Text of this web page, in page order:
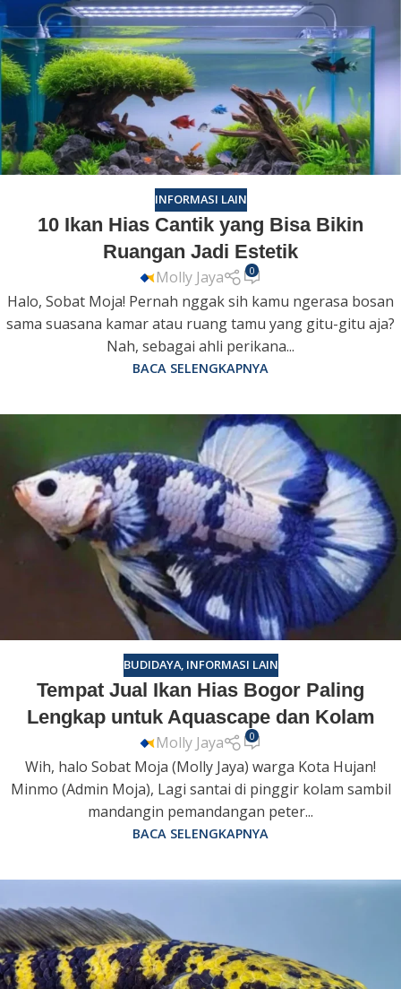
INFORMASI LAIN
10 Ikan Hias Cantik yang Bisa Bikin
Ruangan Jadi Estetik
Molly Jaya 0
Halo, Sobat Moja! Pernah nggak sih kamu ngerasa bosan
sama suasana kamar atau ruang tamu yang gitu-gitu aja?
Nah, sebagai ahli perikana...
BACA SELENGKAPNYA
BUDIDAYA, INFORMASI LAIN
Tempat Jual Ikan Hias Bogor Paling
Lengkap untuk Aquascape dan Kolam
Molly Jaya 0
Wih, halo Sobat Moja (Molly Jaya) warga Kota Hujan!
Minmo (Admin Moja), Lagi santai di pinggir kolam sambil
mandangin pemandangan peter...
BACA SELENGKAPNYA